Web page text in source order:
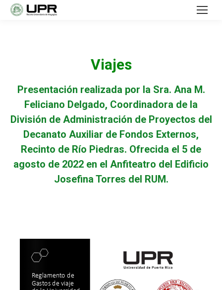
Viajes
Presentación realizada por la Sra. Ana M.
Feliciano Delgado, Coordinadora de la
División de Administración de Proyectos del
Decanato Auxiliar de Fondos Externos,
Recinto de Río Piedras. Ofrecida el 5 de
agosto de 2022 en el Anfiteatro del Edificio
Josefina Torres del RUM.